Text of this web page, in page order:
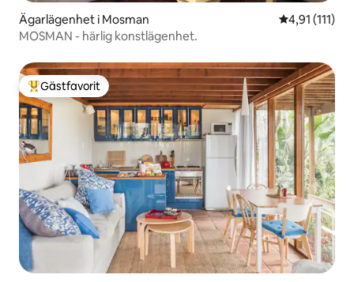
Ägarlägenhet i Mosman 4,91 av 5 i
4,91 (111)
MOSMAN - härlig konstlägenhet.
Populär gästfavorit
Gästfavorit